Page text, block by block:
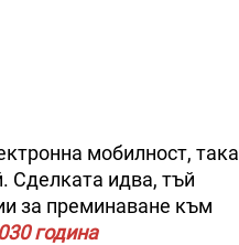
мобилност, така
Сделката идва, тъй
за преминаване към
година